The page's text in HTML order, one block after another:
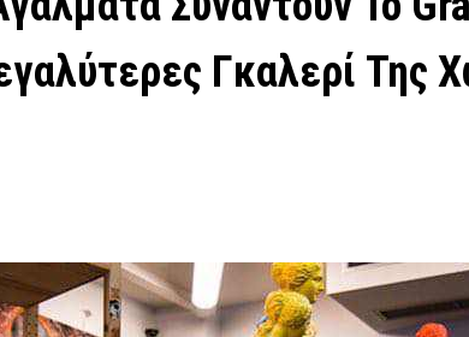
Γκαλερί Της